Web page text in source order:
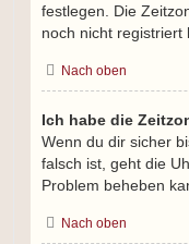
festlegen. Die
noch nicht registriert
Nach oben
Ich habe die
Wenn du dir sicher
falsch ist, geht die
Problem beheben
Nach oben